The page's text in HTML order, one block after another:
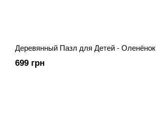
Деревянный Пазл для Детей - Оленёнок
699 грн